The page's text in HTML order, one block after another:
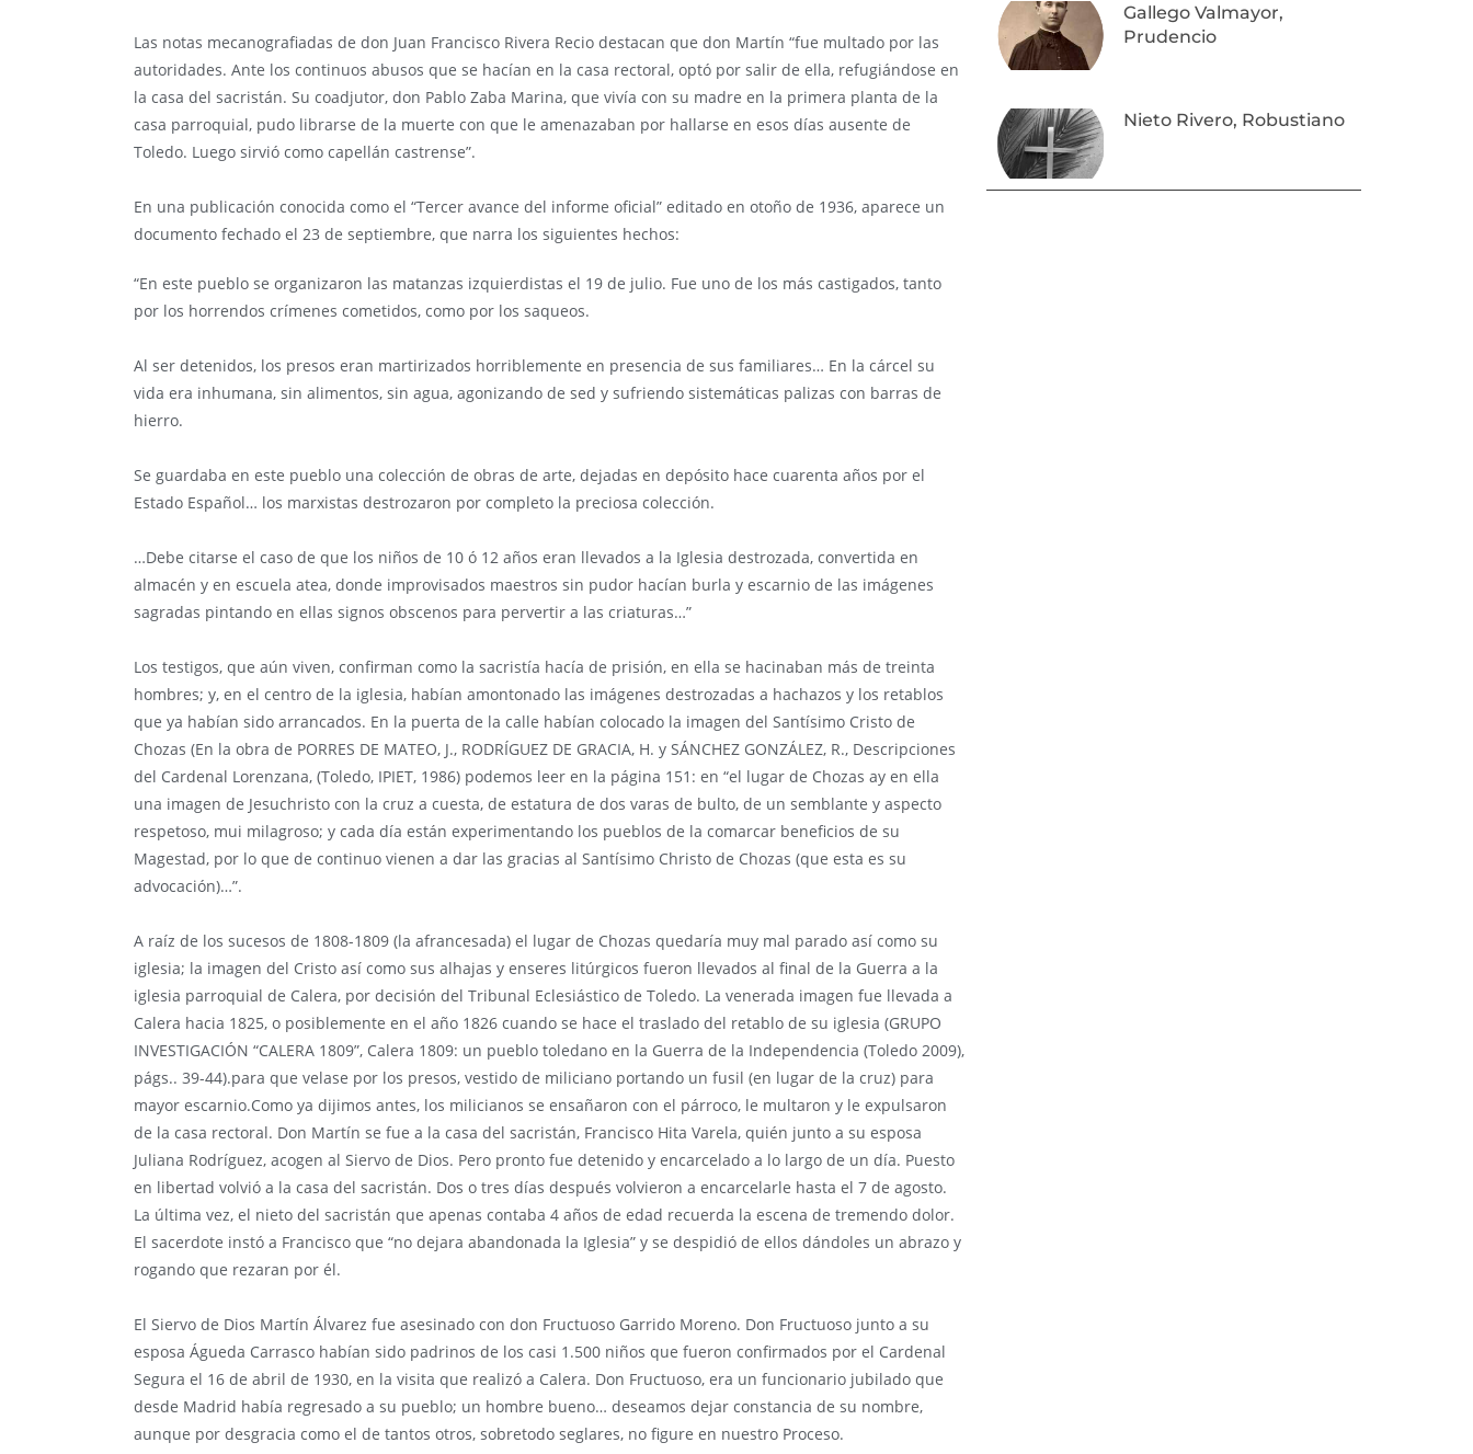
Las notas mecanografiadas de don Juan Francisco Rivera Recio destacan que don Martín “fue multado por las
autoridades. Ante los continuos abusos que se hacían en la casa rectoral, optó por salir de ella, refugiándose en
la casa del sacristán. Su coadjutor, don Pablo Zaba Marina, que vivía con su madre en la primera planta de la
casa parroquial, pudo librarse de la muerte con que le amenazaban por hallarse en esos días ausente de
Toledo. Luego sirvió como capellán castrense”.
En una publicación conocida como el “Tercer avance del informe oficial” editado en otoño de 1936, aparece un
documento fechado el 23 de septiembre, que narra los siguientes hechos:
“En este pueblo se organizaron las matanzas izquierdistas el 19 de julio. Fue uno de los más castigados, tanto
por los horrendos crímenes cometidos, como por los saqueos.
Al ser detenidos, los presos eran martirizados horriblemente en presencia de sus familiares… En la cárcel su
vida era inhumana, sin alimentos, sin agua, agonizando de sed y sufriendo sistemáticas palizas con barras de
hierro.
Se guardaba en este pueblo una colección de obras de arte, dejadas en depósito hace cuarenta años por el
Estado Español… los marxistas destrozaron por completo la preciosa colección.
…Debe citarse el caso de que los niños de 10 ó 12 años eran llevados a la Iglesia destrozada, convertida en
almacén y en escuela atea, donde improvisados maestros sin pudor hacían burla y escarnio de las imágenes
sagradas pintando en ellas signos obscenos para pervertir a las criaturas…”
Los testigos, que aún viven, confirman como la sacristía hacía de prisión, en ella se hacinaban más de treinta
hombres; y, en el centro de la iglesia, habían amontonado las imágenes destrozadas a hachazos y los retablos
que ya habían sido arrancados. En la puerta de la calle habían colocado la imagen del Santísimo Cristo de
Chozas (En la obra de PORRES DE MATEO, J., RODRÍGUEZ DE GRACIA, H. y SÁNCHEZ GONZÁLEZ, R., Descripciones
del Cardenal Lorenzana, (Toledo, IPIET, 1986) podemos leer en la página 151: en “el lugar de Chozas ay en ella
una imagen de Jesuchristo con la cruz a cuesta, de estatura de dos varas de bulto, de un semblante y aspecto
respetoso, mui milagroso; y cada día están experimentando los pueblos de la comarcar beneficios de su
Magestad, por lo que de continuo vienen a dar las gracias al Santísimo Christo de Chozas (que esta es su
advocación)…”.
A raíz de los sucesos de 1808-1809 (la afrancesada) el lugar de Chozas quedaría muy mal parado así como su
iglesia; la imagen del Cristo así como sus alhajas y enseres litúrgicos fueron llevados al final de la Guerra a la
iglesia parroquial de Calera, por decisión del Tribunal Eclesiástico de Toledo. La venerada imagen fue llevada a
Calera hacia 1825, o posiblemente en el año 1826 cuando se hace el traslado del retablo de su iglesia (GRUPO
INVESTIGACIÓN “CALERA 1809”, Calera 1809: un pueblo toledano en la Guerra de la Independencia (Toledo 2009),
págs.. 39-44).para que velase por los presos, vestido de miliciano portando un fusil (en lugar de la cruz) para
mayor escarnio.Como ya dijimos antes, los milicianos se ensañaron con el párroco, le multaron y le expulsaron
de la casa rectoral. Don Martín se fue a la casa del sacristán, Francisco Hita Varela, quién junto a su esposa
Juliana Rodríguez, acogen al Siervo de Dios. Pero pronto fue detenido y encarcelado a lo largo de un día. Puesto
en libertad volvió a la casa del sacristán. Dos o tres días después volvieron a encarcelarle hasta el 7 de agosto.
La última vez, el nieto del sacristán que apenas contaba 4 años de edad recuerda la escena de tremendo dolor.
El sacerdote instó a Francisco que “no dejara abandonada la Iglesia” y se despidió de ellos dándoles un abrazo y
rogando que rezaran por él.
El Siervo de Dios Martín Álvarez fue asesinado con don Fructuoso Garrido Moreno. Don Fructuoso junto a su
esposa Águeda Carrasco habían sido padrinos de los casi 1.500 niños que fueron confirmados por el Cardenal
Segura el 16 de abril de 1930, en la visita que realizó a Calera. Don Fructuoso, era un funcionario jubilado que
desde Madrid había regresado a su pueblo; un hombre bueno… deseamos dejar constancia de su nombre,
aunque por desgracia como el de tantos otros, sobretodo seglares, no figure en nuestro Proceso.
Gallego Valmayor,
Prudencio
Nieto Rivero, Robustiano